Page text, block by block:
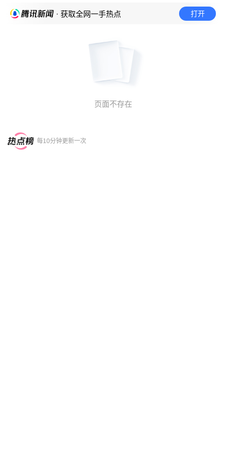
· 获取全网一手热点 打开
页面不存在
每10分钟更新一次